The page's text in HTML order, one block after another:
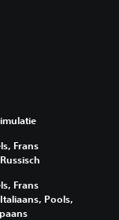
Frans
Frans
Pools,